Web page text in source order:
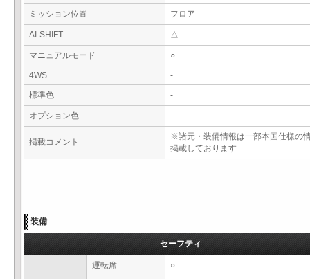
ミッション位置 フロア
AI-SHIFT △
マニュアルモード ○
4WS
-
標準色
-
オプション色 -
掲載コメント
※諸元・装備情報は一部本国仕様の
掲載しております
装備
セーフティ
運転席 ○